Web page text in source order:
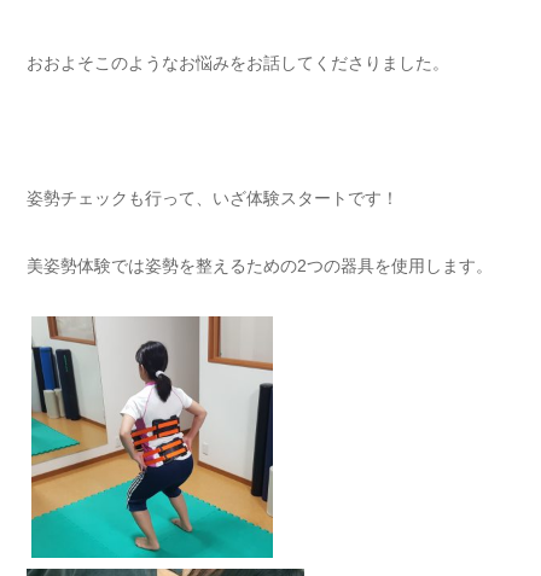
おおよそこのようなお悩みをお話してくださりました。
姿勢チェックも行って、いざ体験スタートです！
美姿勢体験では姿勢を整えるための2つの器具を使用します。